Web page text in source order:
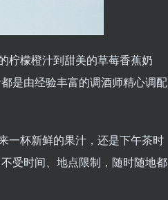
柠檬橙汁到甜美的草莓香蕉奶
是由经验丰富的调酒师精心调配
一杯新鲜的果汁，还是下午茶时
受时间、地点限制，随时随地都